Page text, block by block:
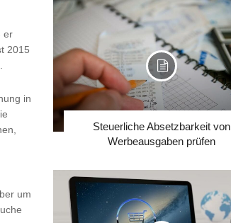
er
2015
in
um
Steuerliche Absetzbarkeit von
Werbeausgaben prüfen